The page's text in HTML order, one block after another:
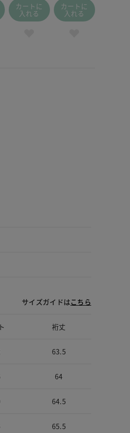
カートに
入れる
カートに
入れる
サイズガイドはこちら
裄丈
63.5
64
64.5
65.5